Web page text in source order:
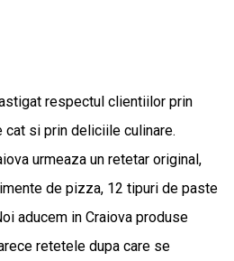
respectul clientiilor prin
si prin deliciile culinare.
urmeaza un retetar original,
de pizza, 12 tipuri de paste
aducem in Craiova produse
retetele dupa care se